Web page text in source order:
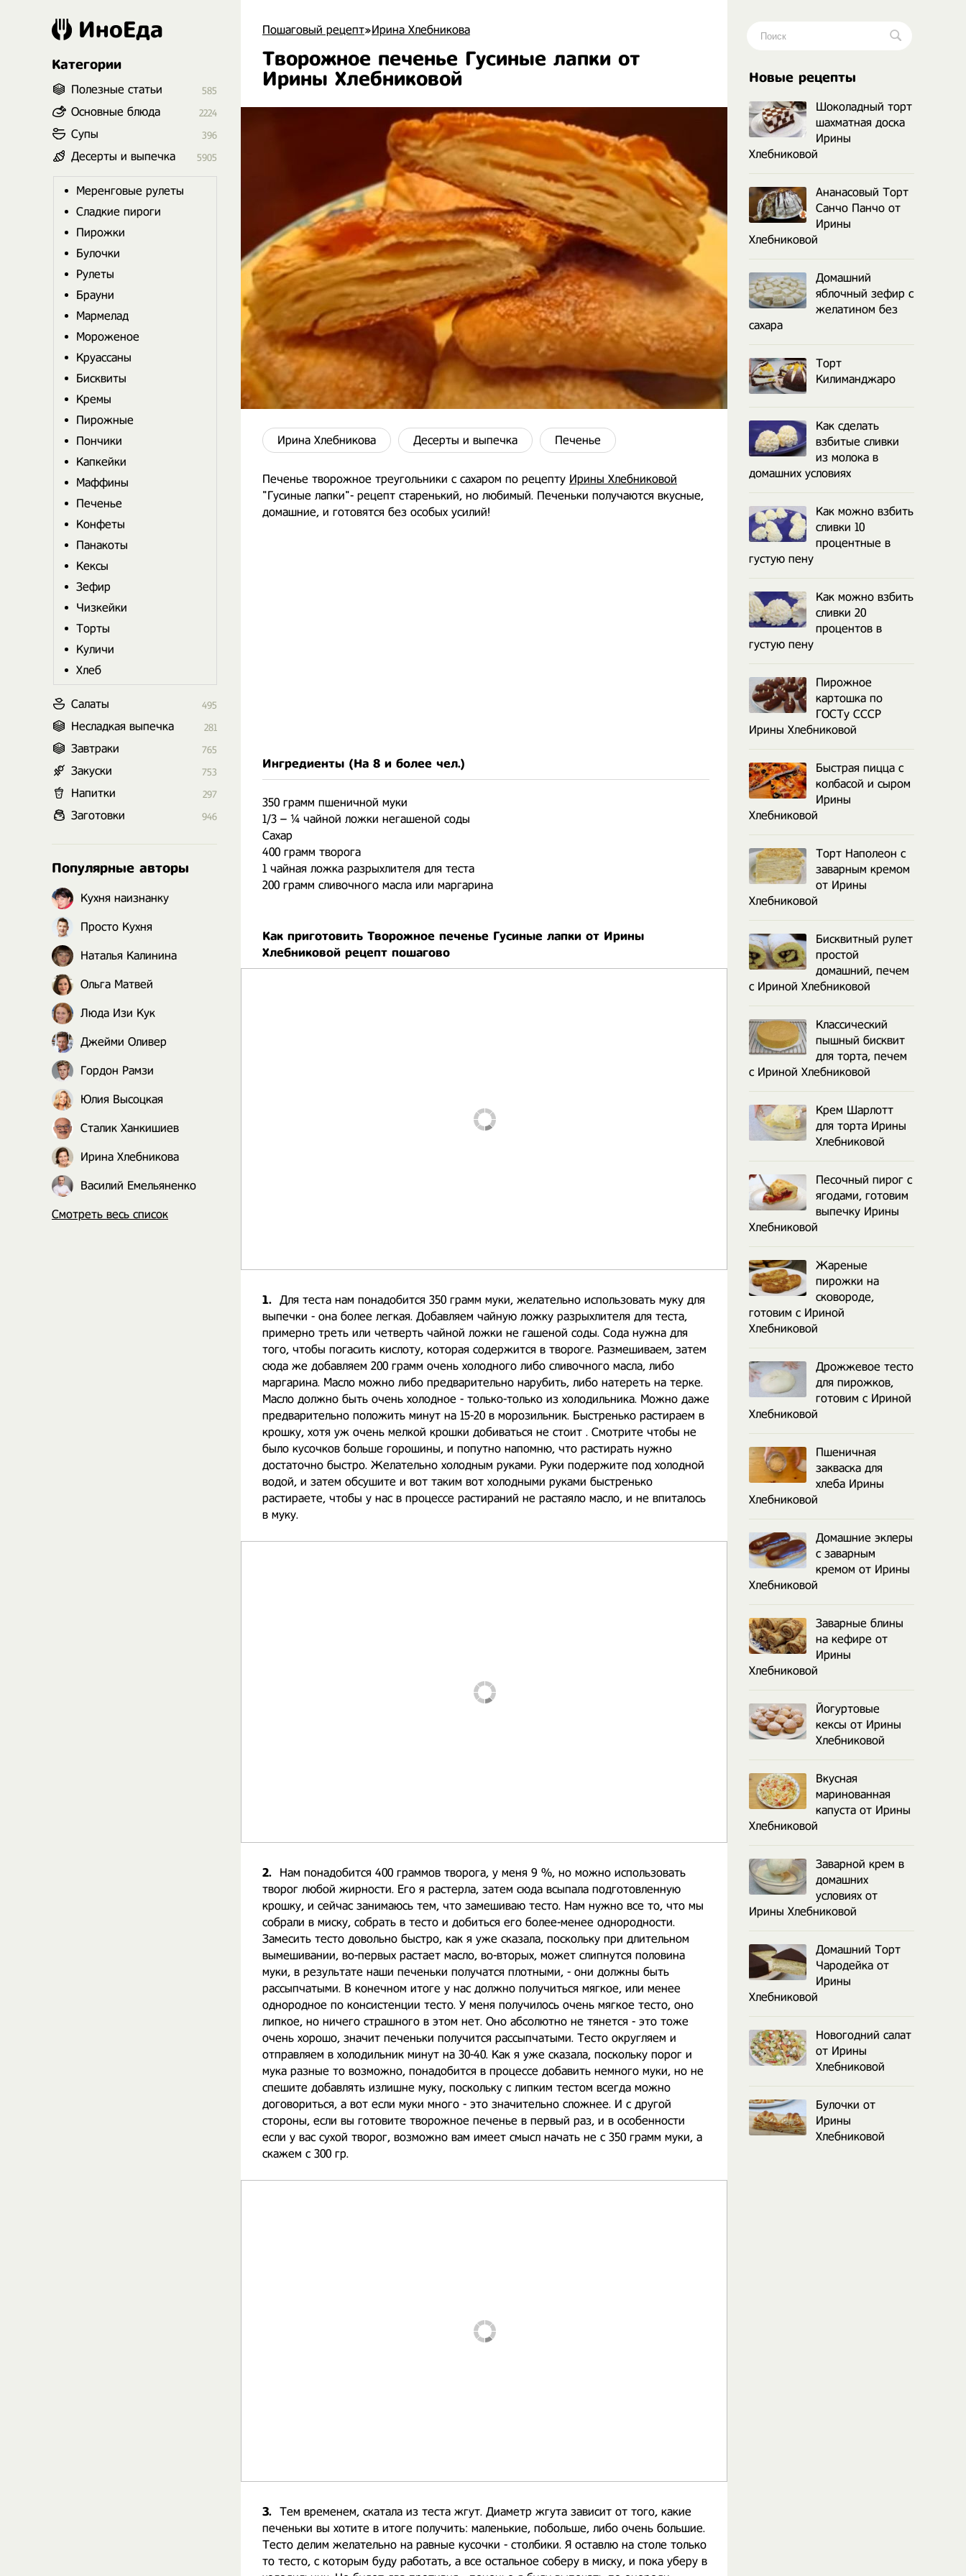
Пошаговый рецепт»Ирина Хлебникова
Творожное печенье Гусиные лапки от
Ирины Хлебниковой
Ирина Хлебникова Десерты и выпечка Печенье
Печенье творожное треугольники с сахаром по рецепту Ирины Хлебниковой
"Гусиные лапки"- рецепт старенький, но любимый. Печеньки получаются вкусные,
домашние, и готовятся без особых усилий!
Ингредиенты (На 8 и более чел.)
350 грамм пшеничной муки
1/3 – ¼ чайной ложки негашеной соды
Сахар
400 грамм творога
1 чайная ложка разрыхлителя для теста
200 грамм сливочного масла или маргарина
Как приготовить Творожное печенье Гусиные лапки от Ирины
Хлебниковой рецепт пошагово
1. Для теста нам понадобится 350 грамм муки, желательно использовать муку для
выпечки - она более легкая. Добавляем чайную ложку разрыхлителя для теста,
примерно треть или четверть чайной ложки не гашеной соды. Сода нужна для
того, чтобы погасить кислоту, которая содержится в твороге. Размешиваем, затем
сюда же добавляем 200 грамм очень холодного либо сливочного масла, либо
маргарина. Масло можно либо предварительно нарубить, либо натереть на терке.
Масло должно быть очень холодное - только-только из холодильника. Можно даже
предварительно положить минут на 15-20 в морозильник. Быстренько растираем в
крошку, хотя уж очень мелкой крошки добиваться не стоит . Смотрите чтобы не
было кусочков больше горошины, и попутно напомню, что растирать нужно
достаточно быстро. Желательно холодным руками. Руки подержите под холодной
водой, и затем обсушите и вот таким вот холодными руками быстренько
растираете, чтобы у нас в процессе растираний не растаяло масло, и не впиталось
в муку.
2.
Нам понадобится 400 граммов творога, у меня 9 %, но можно использовать
творог любой жирности. Его я растерла, затем сюда всыпала подготовленную
крошку, и сейчас занимаюсь тем, что замешиваю тесто. Нам нужно все то, что мы
собрали в миску, собрать в тесто и добиться его более-менее однородности.
Замесить тесто довольно быстро, как я уже сказала, поскольку при длительном
вымешивании, во-первых растает масло, во-вторых, может слипнутся половина
муки, в результате наши печеньки получатся плотными, - они должны быть
рассыпчатыми. В конечном итоге у нас должно получиться мягкое, или менее
однородное по консистенции тесто. У меня получилось очень мягкое тесто, оно
липкое, но ничего страшного в этом нет. Оно абсолютно не тянется - это тоже
очень хорошо, значит печеньки получится рассыпчатыми. Тесто округляем и
отправляем в холодильник минут на 30-40. Как я уже сказала, поскольку порог и
мука разные то возможно, понадобится в процессе добавить немного муки, но не
спешите добавлять излишне муку, поскольку с липким тестом всегда можно
договориться, а вот если муки много - это значительно сложнее. И с другой
стороны, если вы готовите творожное печенье в первый раз, и в особенности
если у вас сухой творог, возможно вам имеет смысл начать не с 350 грамм муки, а
скажем с 300 гр.
3. Тем временем, скатала из теста жгут. Диаметр жгута зависит от того, какие
печеньки вы хотите в итоге получить: маленькие, побольше, либо очень большие.
Тесто делим желательно на равные кусочки - столбики. Я оставлю на столе только
то тесто, с которым буду работать, а все остальное соберу в миску, и пока уберу в
ИноЕда
Категории
Полезные статьи 585
Основные блюда 2224
Супы 396
Десерты и выпечка 5905
Меренговые рулеты
Сладкие пироги
Пирожки
Булочки
Рулеты
Брауни
Мармелад
Мороженое
Круассаны
Бисквиты
Кремы
Пирожные
Пончики
Капкейки
Маффины
Печенье
Конфеты
Панакоты
Кексы
Зефир
Чизкейки
Торты
Куличи
Хлеб
Салаты 495
Несладкая выпечка 281
Завтраки 765
Закуски 753
Напитки 297
Заготовки 946
Популярные авторы
Кухня наизнанку
Просто Кухня
Наталья Калинина
Ольга Матвей
Люда Изи Кук
Джейми Оливер
Гордон Рамзи
Юлия Высоцкая
Сталик Ханкишиев
Ирина Хлебникова
Василий Емельяненко
Смотреть весь список
Новые рецепты
Шоколадный торт
шахматная доска
Ирины
Хлебниковой
Ананасовый Торт
Санчо Панчо от
Ирины
Хлебниковой
Домашний
яблочный зефир с
желатином без
сахара
Торт
Килиманджаро
Как сделать
взбитые сливки
из молока в
домашних условиях
Как можно взбить
сливки 10
процентные в
густую пену
Как можно взбить
сливки 20
процентов в
густую пену
Пирожное
картошка по
ГОСТу СССР
Ирины Хлебниковой
Быстрая пицца с
колбасой и сыром
Ирины
Хлебниковой
Торт Наполеон с
заварным кремом
от Ирины
Хлебниковой
Бисквитный рулет
простой
домашний, печем
с Ириной Хлебниковой
Классический
пышный бисквит
для торта, печем
с Ириной Хлебниковой
Крем Шарлотт
для торта Ирины
Хлебниковой
Песочный пирог с
ягодами, готовим
выпечку Ирины
Хлебниковой
Жареные
пирожки на
сковороде,
готовим с Ириной
Хлебниковой
Дрожжевое тесто
для пирожков,
готовим с Ириной
Хлебниковой
Пшеничная
закваска для
хлеба Ирины
Хлебниковой
Домашние эклеры
с заварным
кремом от Ирины
Хлебниковой
Заварные блины
на кефире от
Ирины
Хлебниковой
Йогуртовые
кексы от Ирины
Хлебниковой
Вкусная
маринованная
капуста от Ирины
Хлебниковой
Заварной крем в
домашних
условиях от
Ирины Хлебниковой
Домашний Торт
Чародейка от
Ирины
Хлебниковой
Новогодний салат
от Ирины
Хлебниковой
Булочки от
Ирины
Хлебниковой